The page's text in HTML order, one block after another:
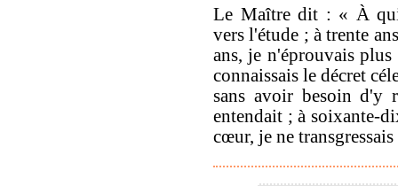
Le Maître dit : « À
vers l'étude ; à trente
ans, je n'éprouvais
connaissais le décret
sans avoir besoin d'y
entendait ; à soixante-
cœur, je ne